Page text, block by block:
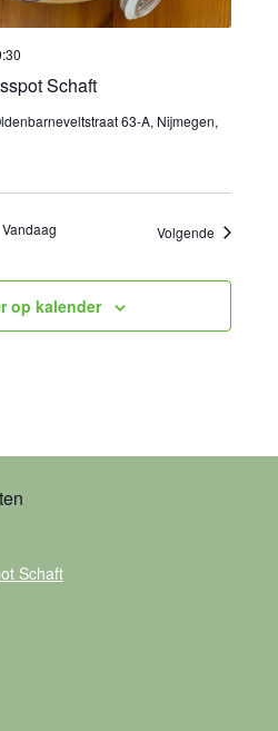
Schaft
63-A, Nijmegen,
Vandaag Volgende
op kalender
Schaft